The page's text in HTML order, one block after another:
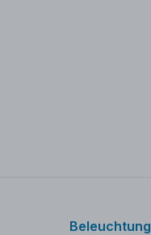
Beleuchtung